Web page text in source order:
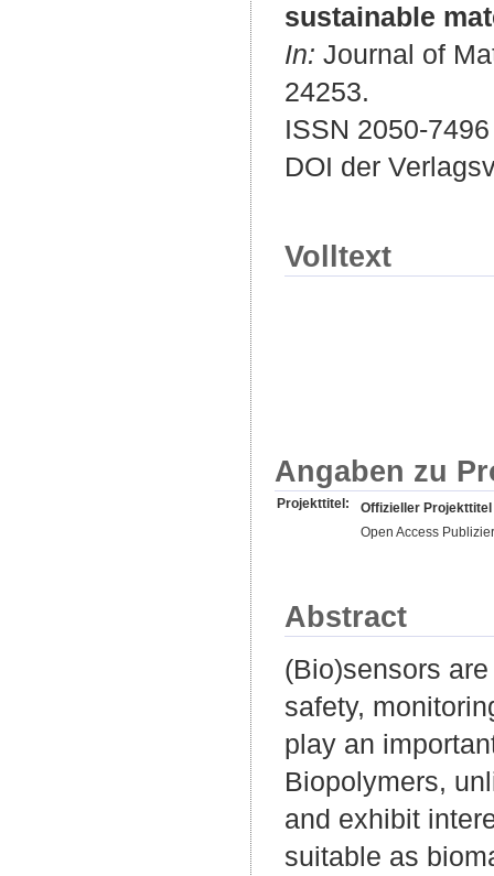
sustainable
In: Journal of
24253.
ISSN 2050-7496
DOI der
Volltext
Angaben zu
Projekttitel:
Offizieller Projekttitel
Open Access
Abstract
(Bio)sensors
safety,
play an
Biopolymers,
and exhibit
suitable as